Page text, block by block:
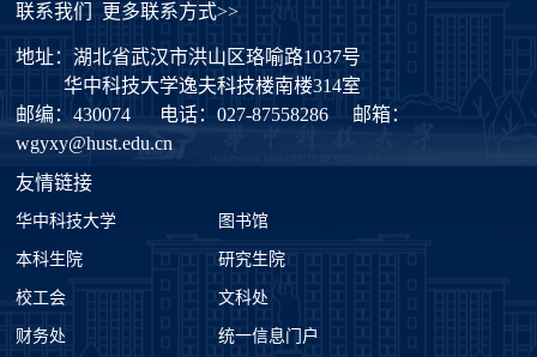
联系我们 更多联系方式>>
地址：湖北省武汉市洪山区珞喻路1037号
华中科技大学逸夫科技楼南楼314室
邮编：430074
电话：027-87558286
邮箱：
wgyxy@hust.edu.cn
友情链接
华中科技大学 图书馆
本科生院 研究生院
校工会 文科处
财务处 统一信息门户